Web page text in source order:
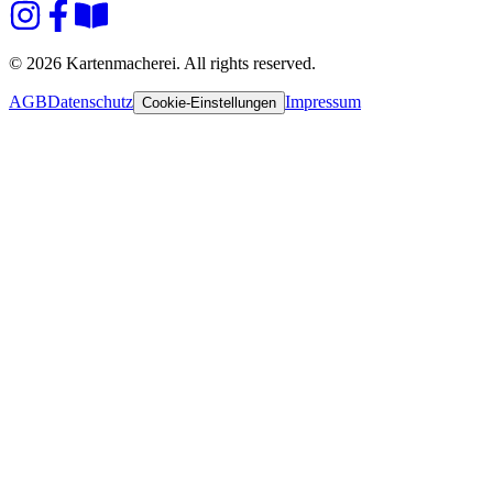
© 2026 Kartenmacherei. All rights reserved.
AGBDatenschutz Cookie-Einstellungen Impressum